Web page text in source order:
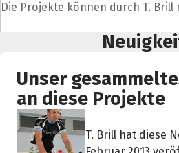
Die Projekte können durch T.
Unser
an diese Projekte
T. Brill hat diese
Teile die
Hilf mit noch